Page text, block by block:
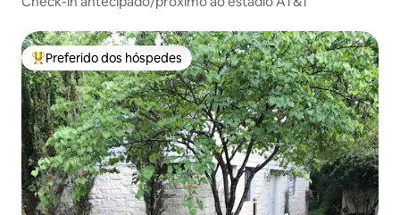
Entre os melhores preferidos dos hóspedes
Preferido dos hóspedes